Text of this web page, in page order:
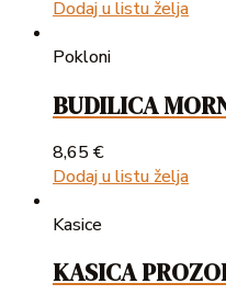
Dodaj u listu želja
Pokloni
BUDILICA
8,65€
Dodaj u listu želja
Kasice
KASICA